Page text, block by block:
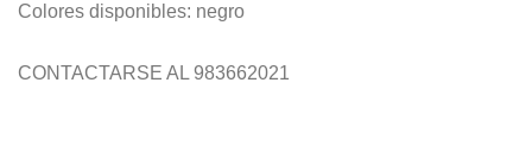
Colores disponibles: negro
CONTACTARSE AL 983662021